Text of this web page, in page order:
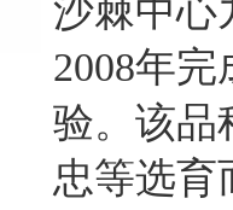
沙棘中心
2008年完
验。 该品
忠等选育